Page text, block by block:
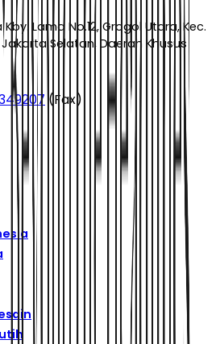
Lama No.12, Grogol Utara, Kec.
Selatan, Daerah Khusus
(Fax)